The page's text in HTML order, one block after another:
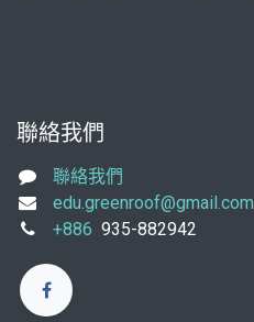
聯絡我們
聯絡我們
edu.greenroof@gmail.com
+886 935-882942